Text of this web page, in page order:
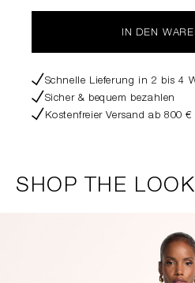
IN DEN
Schnelle Lieferung in 2 bis 4
Sicher & bequem bezahlen
Kostenfreier Versand ab 800 €
SHOP THE LOOK